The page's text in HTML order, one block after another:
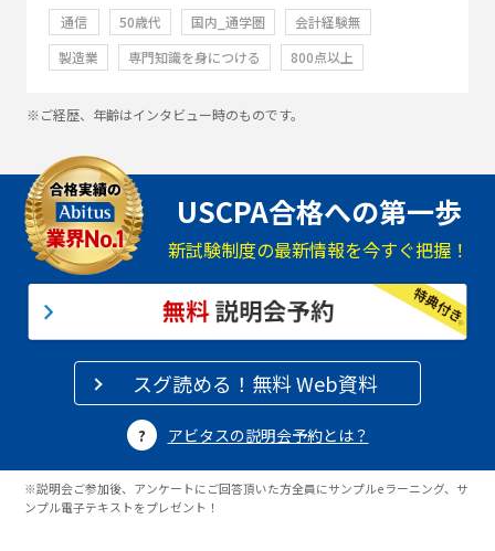
通信 50歳代 国内_通学圏
会計経験無
製造業
専門知識を身につける 800点以上
※ご経歴、年齢はインタビュー時のものです。
USCPA合格への第一歩
新試験制度の最新情報を今すぐ把握！
スグ読める！無料 Web資料
アビタスの説明会予約とは？
※説明会ご参加後、アンケートにご回答頂いた方全員にサンプルeラーニング、サ
ンプル電子テキストをプレゼント！